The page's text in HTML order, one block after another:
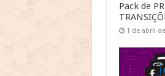
Pack de
1 de abril